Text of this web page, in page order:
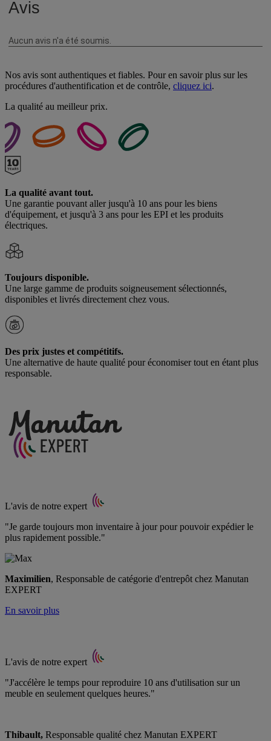
Nos avis sont authentiques et fiables. Pour en savoir plus sur les
procédures d'authentification et de contrôle, cliquez ici.
La qualité au meilleur prix.
La qualité avant tout.
Une garantie pouvant aller jusqu'à 10 ans pour les biens
d'équipement, et jusqu'à 3 ans pour les EPI et les produits
électriques.
Toujours disponible.
Une large gamme de produits soigneusement sélectionnés,
disponibles et livrés directement chez vous.
Des prix justes et compétitifs.
Une alternative de haute qualité pour économiser tout en étant plus
responsable.
L'avis de notre expert
"Je garde toujours mon inventaire à jour pour pouvoir expédier le
plus rapidement possible."
Maximilien, Responsable de catégorie d'entrepôt chez Manutan
EXPERT
En savoir plus
L'avis de notre expert
"J'accélère le temps pour reproduire 10 ans d'utilisation sur un
meuble en seulement quelques heures."
Thibault, Responsable qualité chez Manutan EXPERT